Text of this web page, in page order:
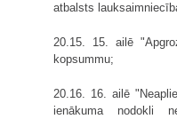
atbalsts
20.15. 15. ailē
kopsummu;
20.16. 16. ailē
ienākuma nodokli